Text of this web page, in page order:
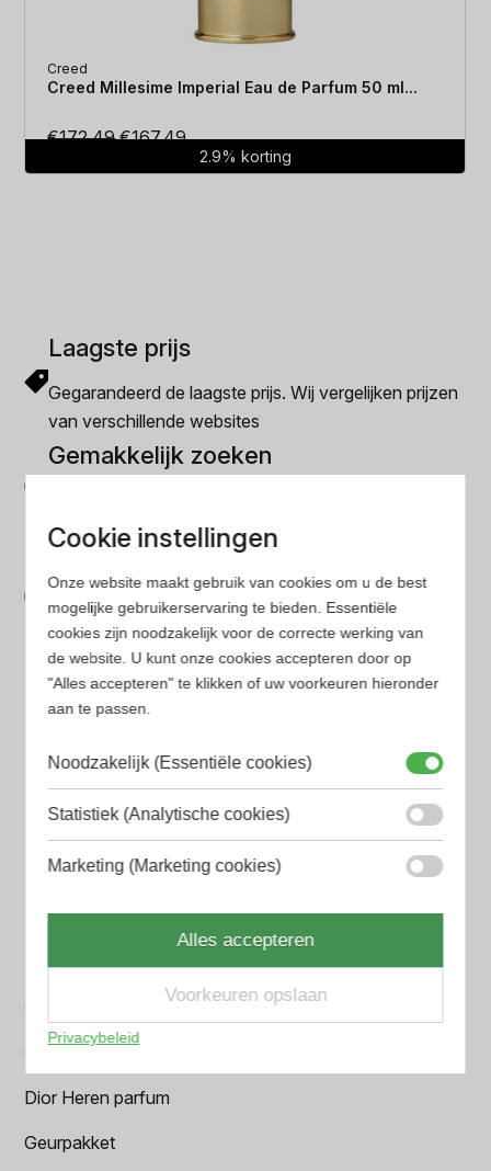
Creed
Creed Millesime Imperial Eau de Parfum 50 ml...
€172.49Oorspronkelijke
€167.49Huidige
prijs
2.9% korting
Laagste prijs
Gegarandeerd de laagste prijs. Wij vergelijken prijzen
van verschillende websites
Gemakkelijk zoeken
parfum met onze geavanceerde zoekfilters
Bespaar tijd en geld
Wij hebben alle prijzen voor je verzameld zodat jij
minder tijd en geld kwijt bent
Populaire herengeuren
Armani Heren parfum
Azzaro Heren parfum
BALR. Heren parfum
BVLGARI Heren parfum
Chanel Heren parfum
Creed heren parfum
Dior Heren parfum
Geurpakket
Cookie instellingen
Onze website maakt gebruik van cookies om u de best
mogelijke gebruikerservaring te bieden. Essentiële
cookies zijn noodzakelijk voor de correcte werking van
de website. U kunt onze cookies accepteren door op
"Alles accepteren" te klikken of uw voorkeuren hieronder
aan te passen.
Noodzakelijk (Essentiële cookies)
Statistiek (Analytische cookies)
Marketing (Marketing cookies)
Alles accepteren
Voorkeuren opslaan
Privacybeleid